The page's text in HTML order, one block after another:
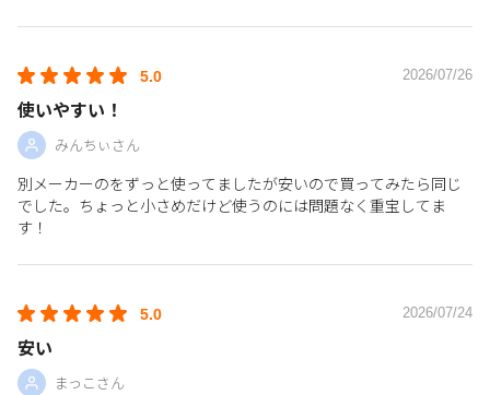
5.0 2026/07/26
使いやすい！
みんちぃさん
別メーカーのをずっと使ってましたが安いので買ってみたら同じ
でした。ちょっと小さめだけど使うのには問題なく重宝してま
す！
5.0 2026/07/24
安い
まっこさん